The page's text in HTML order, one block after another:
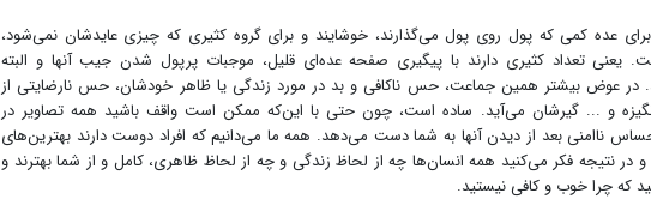
عده کمی که پول روی پول می‌گذارند، خوشایند و برای گروه کثیری که چیزی عایدشان نمی‌شود،
یعنی تعداد کثیری دارند با پیگیری صفحه عده‌ای قلیل، موجبات پرپول شدن جیب آنها و البته
در عوض بیشتر همین جماعت، حس ناکافی و بد در مورد زندگی یا ظاهر خودشان، حس نارضایتی از
و ... گیرشان می‌آید. ساده است، چون حتی با این‌که ممکن است واقف باشید همه تصاویر در
ناامنی بعد از دیدن آنها به شما دست می‌دهد. همه ما می‌دانیم که افراد دوست دارند بهترین‌های
و در نتیجه فکر می‌کنید همه انسان‌ها چه از لحاظ زندگی و چه از لحاظ ظاهری، کامل و از شما بهترند و
که چرا خوب و کافی نیستید.